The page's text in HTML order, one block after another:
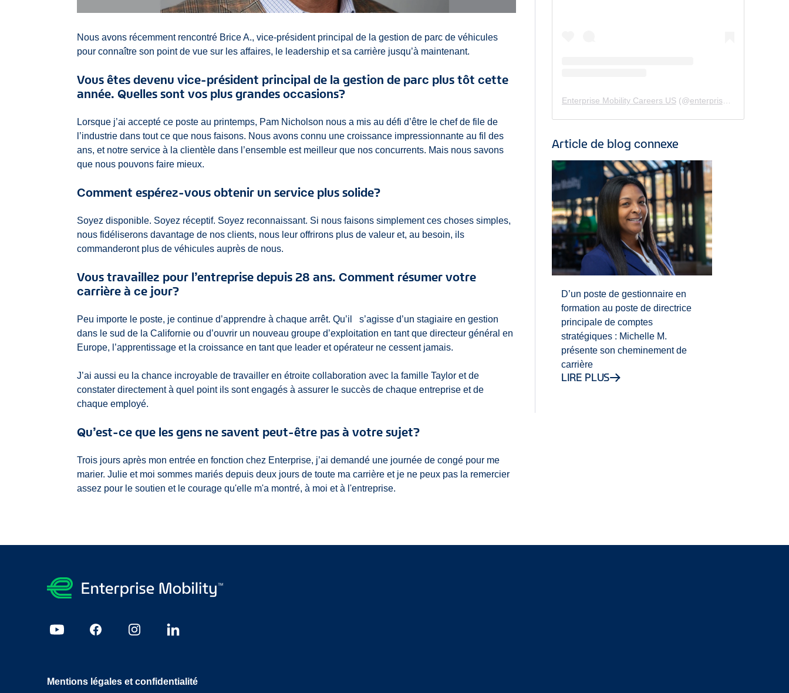
Nous avons récemment rencontré Brice A., vice-président principal de la gestion de parc de véhicules
pour connaître son point de vue sur les affaires, le leadership et sa carrière jusqu’à maintenant.
Vous êtes devenu vice-président principal de la gestion de parc plus tôt cette
année. Quelles sont vos plus grandes occasions?
Lorsque j’ai accepté ce poste au printemps, Pam Nicholson nous a mis au défi d’être le chef de file de
l’industrie dans tout ce que nous faisons. Nous avons connu une croissance impressionnante au fil des
ans, et notre service à la clientèle dans l’ensemble est meilleur que nos concurrents. Mais nous savons
que nous pouvons faire mieux.
Comment espérez-vous obtenir un service plus solide?
Soyez disponible. Soyez réceptif. Soyez reconnaissant. Si nous faisons simplement ces choses simples,
nous fidéliserons davantage de nos clients, nous leur offrirons plus de valeur et, au besoin, ils
commanderont plus de véhicules auprès de nous.
Vous travaillez pour l’entreprise depuis 28 ans. Comment résumer votre
carrière à ce jour?
Peu importe le poste, je continue d’apprendre à chaque arrêt. Qu’il
s’agisse d’un stagiaire en gestion
dans le sud de la Californie ou d’ouvrir un nouveau groupe d’exploitation en tant que directeur général en
Europe, l’apprentissage et la croissance en tant que leader et opérateur ne cessent jamais.
J’ai aussi eu la chance incroyable de travailler en étroite collaboration avec la famille Taylor et de
constater directement à quel point ils sont engagés à assurer le succès de chaque entreprise et de
chaque employé.
Qu’est-ce que les gens ne savent peut-être pas à votre sujet?
Trois jours après mon entrée en fonction chez Enterprise, j’ai demandé une journée de congé pour me
marier. Julie et moi sommes mariés depuis deux jours de toute ma carrière et je ne peux pas la remercier
assez pour le soutien et le courage qu'elle m'a montré, à moi et à l'entreprise.
Enterprise Mobility Careers US(@enterprisemobility.careers.us
Article de blog connexe
D’un poste de gestionnaire en
formation au poste de directrice
principale de comptes
stratégiques : Michelle M.
présente son cheminement de
carrière
LIRE PLUS
Mentions légales et confidentialité